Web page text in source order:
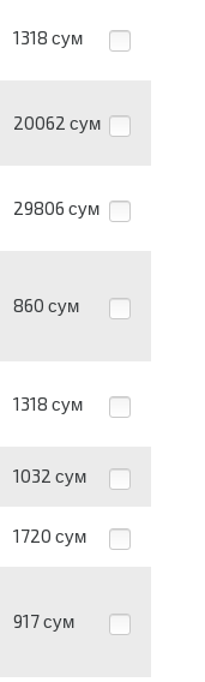
1318 сум
20062 сум
29806 сум
860 сум
1318 сум
1032 сум
1720 сум
917 сум